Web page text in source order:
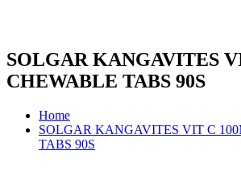
SOLGAR KANGAVITES
CHEWABLE TABS 90S
Home
SOLGAR KANGAVITES VIT C
TABS 90S